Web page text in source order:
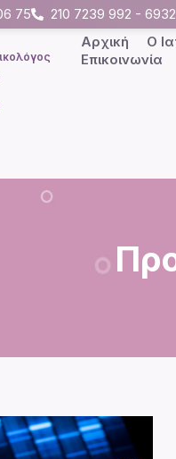
75 210 7239 992 -
Αρχική Ο
Επικοινωνία